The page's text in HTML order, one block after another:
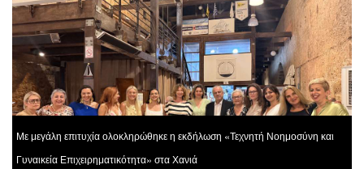
Με μεγάλη επιτυχία ολοκληρώθηκε η εκδήλωση «Τεχνητή Νοημοσύνη και
Γυναικεία Επιχειρηματικότητα» στα Χανιά